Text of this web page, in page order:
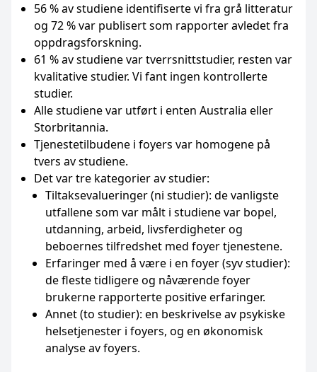
56 % av studiene identifiserte vi fra grå litteratur
og 72 % var publisert som rapporter avledet fra
oppdragsforskning.
61 % av studiene var tverrsnittstudier, resten var
kvalitative studier. Vi fant ingen kontrollerte
studier.
Alle studiene var utført i enten Australia eller
Storbritannia.
Tjenestetilbudene i foyers var homogene på
tvers av studiene.
Det var tre kategorier av studier:
Tiltaksevalueringer (ni studier): de vanligste
utfallene som var målt i studiene var bopel,
utdanning, arbeid, livsferdigheter og
beboernes tilfredshet med foyer tjenestene.
Erfaringer med å være i en foyer (syv studier):
de fleste tidligere og nåværende foyer
brukerne rapporterte positive erfaringer.
Annet (to studier): en beskrivelse av psykiske
helsetjenester i foyers, og en økonomisk
analyse av foyers.